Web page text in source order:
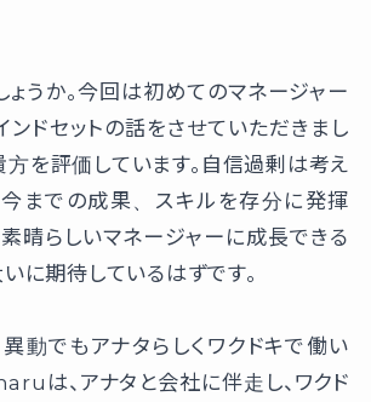
ょうか。今回は初めてのマネージャー
ンドセットの話をさせていただきまし
方を評価しています。自信過剰は考え
今までの成果、スキルを存分に発揮
素晴らしいマネージャーに成長できる
に期待しているはずです。
動でもアナタらしくワクドキで働い
は、アナタと会社に伴走し、ワクド